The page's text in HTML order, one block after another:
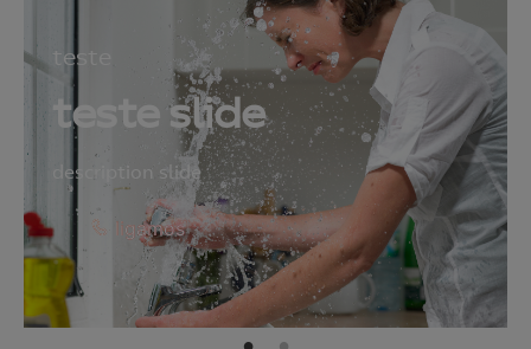
teste
teste slide
description slide
ligamos